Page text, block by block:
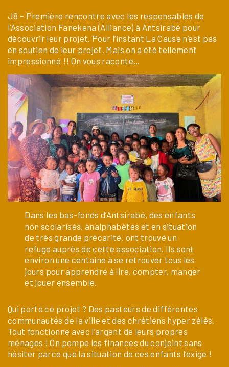
J8 – Première rencontre avec les responsables de
l’Association Fanekena (Alliance) à Antsirabé pour
découvrir leur projet. Pour l’instant La Cause n’est pas
en soutien de leur projet. Mais on a été tellement
impressionné !! On vous raconte…
Dans les bas-fonds d’Antsirabé, des enfants
non scolarisés, analphabètes et en situation
de très grande précarité, ont trouvé un
refuge auprès de cette association. Ils sont
environ une centaine à se retrouver tous les
jours pour apprendre à lire, compter, manger
et jouer ensemble.
Qui porte ce projet ? Des pasteurs de différentes
communautés de la ville et des chrétiens hyper zélés.
Tout fonctionne avec l’argent de leurs propres
ménages ! On pompe les finances du conjoint sans
hésiter parce que la situation de ces enfants l’exige !